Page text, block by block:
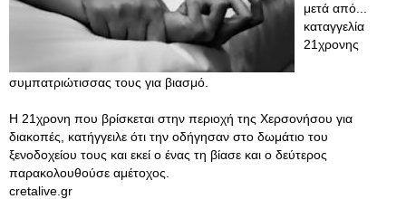
μετά από...
καταγγελία
21χρονης
συμπατριώτισσας τους για βιασμό.
Η 21χρονη που βρίσκεται στην περιοχή της Χερσονήσου για
διακοπές, κατήγγειλε ότι την οδήγησαν στο δωμάτιο του
ξενοδοχείου τους και εκεί ο ένας τη βίασε και ο δεύτερος
παρακολουθούσε αμέτοχος.
cretalive.gr